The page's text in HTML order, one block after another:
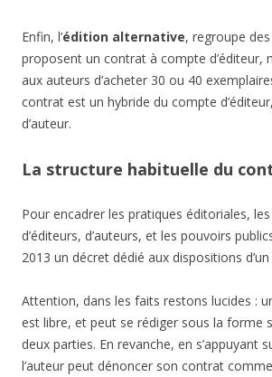
Enfin, l’édition alternative, regroupe
proposent un contrat à compte d’éditeur,
aux auteurs d’acheter 30 ou 40
contrat est un hybride du compte
d’auteur.
La structure habituelle du
Pour encadrer les pratiques éditoriales,
d’éditeurs, d’auteurs, et les pouvoirs
2013 un décret dédié aux dispositions
Attention, dans les faits restons lucides :
est libre, et peut se rédiger sous la forme
deux parties. En revanche, en s’appuyant
l’auteur peut dénoncer son contrat